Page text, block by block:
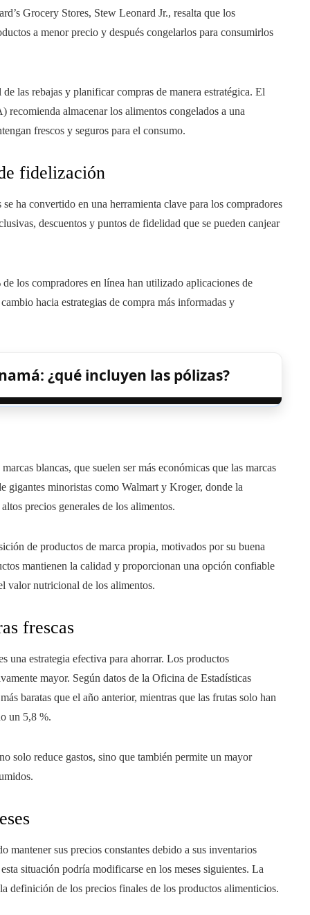
Grocery Stores, Stew Leonard Jr., resalta que los
a menor precio y después congelarlos para consumirlos
las rebajas y planificar compras de manera estratégica. El
almacenar los alimentos congelados a una
frescos y seguros para el consumo.
fidelización
ha convertido en una herramienta clave para los compradores
descuentos y puntos de fidelidad que se pueden canjear
los compradores en línea han utilizado aplicaciones de
hacia estrategias de compra más informadas y
¿qué incluyen las pólizas?
blancas, que suelen ser más económicas que las marcas
gigantes minoristas como Walmart y Kroger, donde la
precios generales de los alimentos.
de productos de marca propia, motivados por su buena
mantienen la calidad y proporcionan una opción confiable
valor nutricional de los alimentos.
frescas
una estrategia efectiva para ahorrar. Los productos
mayor. Según datos de la Oficina de Estadísticas
baratas que el año anterior, mientras que las frutas solo han
un 5,8 %.
solo reduce gastos, sino que también permite un mayor
mantener sus precios constantes debido a sus inventarios
situación podría modificarse en los meses siguientes. La
definición de los precios finales de los productos alimenticios.